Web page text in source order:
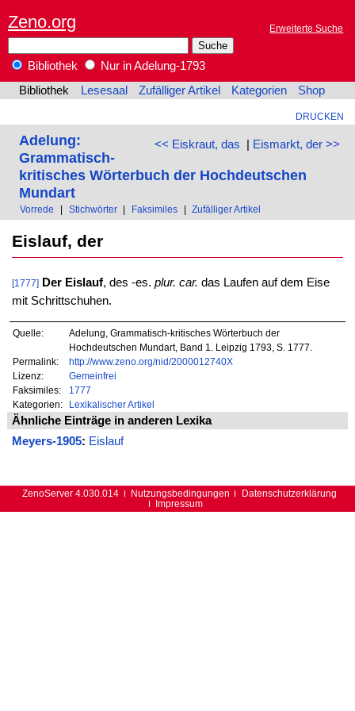
Zeno.org Erweiterte Suche
Bibliothek
Nur in Adelung-1793
Bibliothek
Lesesaal Zufälliger Artikel Kategorien Shop
DRUCKEN
<< Eiskraut, das | Eismarkt, der >>
Adelung:
Grammatisch-
kritisches Wörterbuch der Hochdeutschen
Mundart
Vorrede Stichwörter Faksimiles Zufälliger Artikel
Eislauf, der
[1777] Der Eislauf, des -es. plur. car. das Laufen auf dem Eise
mit Schrittschuhen.
Quelle:
Adelung, Grammatisch-kritisches Wörterbuch der
Hochdeutschen Mundart, Band 1. Leipzig 1793, S. 1777.
Permalink:
http://www.zeno.org/nid/2000012740X
Lizenz:
Gemeinfrei
Faksimiles:
1777
Kategorien:
Lexikalischer Artikel
Ähnliche Einträge in anderen Lexika
Meyers-1905: Eislauf
ZenoServer 4.030.014 Nutzungsbedingungen
Datenschutzerklärung
Impressum